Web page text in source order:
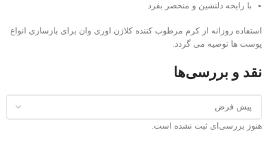
با رایحه دلنشین و منحصر بفرد
استفاده روزانه از کرم مرطوب کننده کلاژن اوری وان برای بازسازی انواع
پوست ها توصیه می گردد.
نقد و بررسی‌ها
هنوز بررسی‌ای ثبت نشده است.